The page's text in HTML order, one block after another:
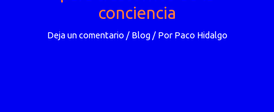
conciencia
Deja un comentario / Blog/ Por Paco Hidalgo